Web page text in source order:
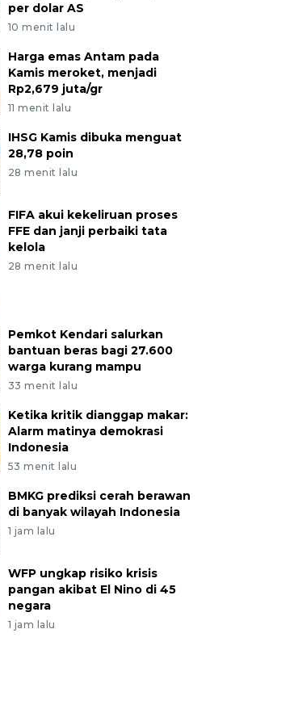
per dolar AS
10 menit lalu
Harga emas Antam pada
Kamis meroket, menjadi
Rp2,679 juta/gr
11 menit lalu
IHSG Kamis dibuka menguat
28,78 poin
28 menit lalu
FIFA akui kekeliruan proses
FFE dan janji perbaiki tata
kelola
28 menit lalu
Pemkot Kendari salurkan
bantuan beras bagi 27.600
warga kurang mampu
33 menit lalu
Ketika kritik dianggap makar:
Alarm matinya demokrasi
Indonesia
53 menit lalu
BMKG prediksi cerah berawan
di banyak wilayah Indonesia
1 jam lalu
WFP ungkap risiko krisis
pangan akibat El Nino di 45
negara
1 jam lalu